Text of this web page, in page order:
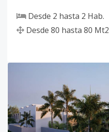
Desde 2 hasta 2 Hab.
Desde 80 hasta 80 Mt2